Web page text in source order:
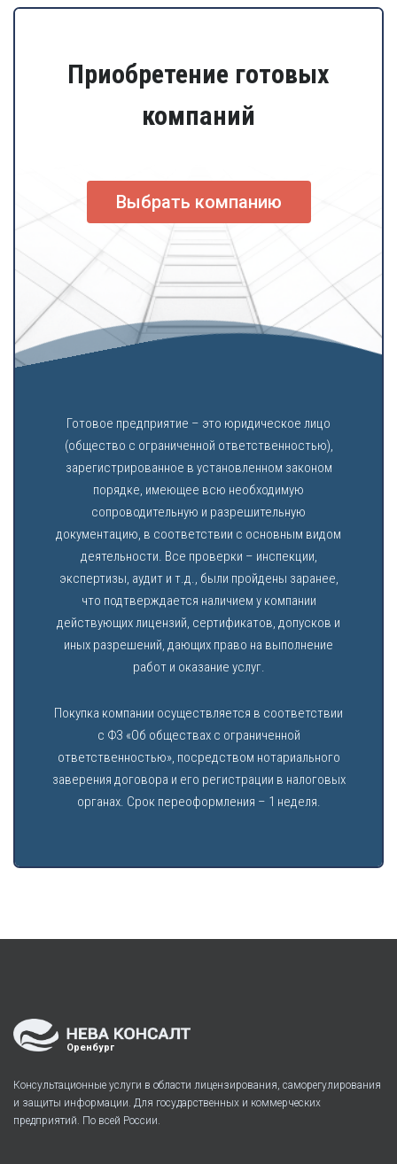
Приобретение готовых
компаний
Выбрать компанию
Готовое предприятие – это юридическое лицо
(общество с ограниченной ответственностью),
зарегистрированное в установленном законом
порядке, имеющее всю необходимую
сопроводительную и разрешительную
документацию, в соответствии с основным видом
деятельности. Все проверки – инспекции,
экспертизы, аудит и т.д., были пройдены заранее,
что подтверждается наличием у компании
действующих лицензий, сертификатов, допусков и
иных разрешений, дающих право на выполнение
работ и оказание услуг.
Покупка компании осуществляется в соответствии
с ФЗ «Об обществах с ограниченной
ответственностью», посредством нотариального
заверения договора и его регистрации в налоговых
органах. Срок переоформления – 1 неделя.
Оренбург
Консультационные услуги в области лицензирования, саморегулирования
и защиты информации. Для государственных и коммерческих
предприятий. По всей России.